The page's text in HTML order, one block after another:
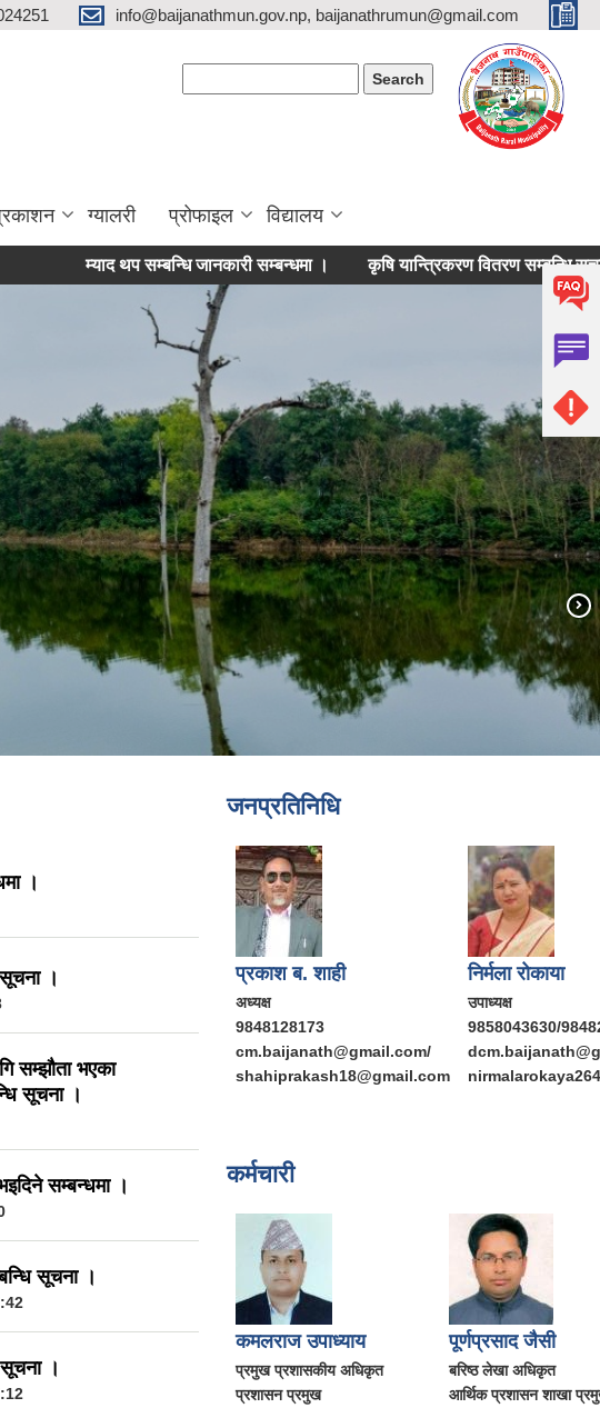
info@baijanathmun.gov.np, baijanathrumun@gmail.com
ग्यालरी प्रोफाइल विद्यालय
म्याद थप सम्बन्धि जानकारी सम्बन्धमा । कृषि यान्त्रिकरण वितरण सम्बन्धि सूचना ।
।
।
सम्झौता भएका
सूचना ।
सम्बन्धमा ।
सूचना ।
सूचना ।
जनप्रतिनिधि
प्रकाश ब. शाही
अध्यक्ष
9848128173
cm.baijanath@gmail.com/
shahiprakash18@gmail.com
निर्मला रोकाया
उपाध्यक्ष
9858043630/
कर्मचारी
कमलराज उपाध्याय
प्रमुख प्रशासकीय अधिकृत
प्रशासन प्रमुख
पूर्णप्रसाद जैसी
बरिष्ठ लेखा अधिकृत
आर्थिक प्रशासन शाखा